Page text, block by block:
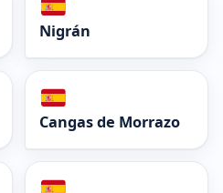
Nigrán
Cangas de Morrazo